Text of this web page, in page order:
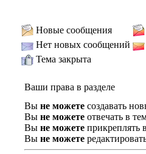
Новые сообщения
Нет новых сообщений
Тема закрыта
Ваши права в разделе
Вы не можете создавать
Вы не можете отвечать в
Вы не можете прикреплять
Вы не можете